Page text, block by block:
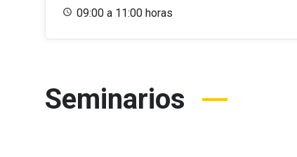
09:00 a 11:00 horas
Seminarios